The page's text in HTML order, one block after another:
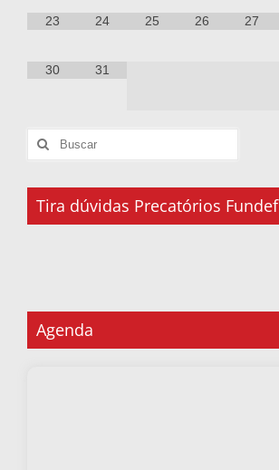
23 24 25 26 27
30 31
Tira dúvidas Precatórios Fundef
Agenda